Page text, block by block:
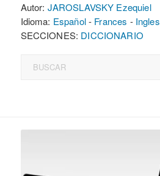
Autor: JAROSLAVSKY Ezequiel
Idioma: Español- Frances - Ingles
SECCIONES: DICCIONARIO